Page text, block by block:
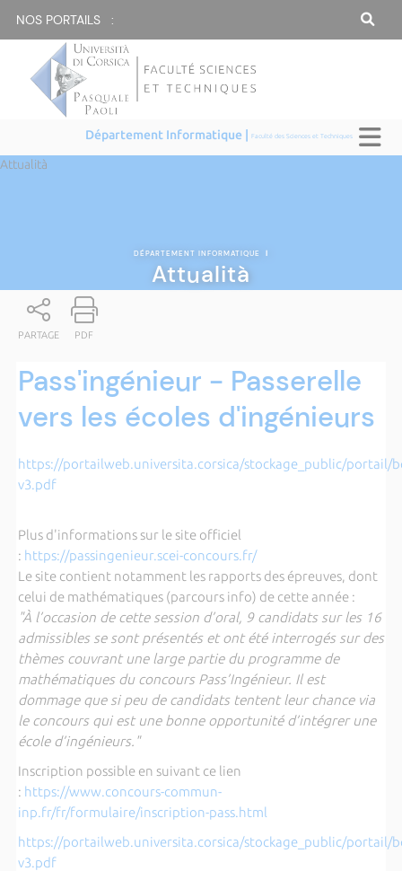
NOS PORTAILS :
Département Informatique |Faculté des Sciences et Techniques
Attualità
DÉPARTEMENT INFORMATIQUE |
Attualità
PARTAGE PDF
Pass'ingénieur - Passerelle
vers les écoles d'ingénieurs
https://portailweb.universita.corsica/stockage_public/portail/
v3.pdf
Plus d'informations sur le site officiel
: https://passingenieur.scei-concours.fr/
Le site contient notamment les rapports des épreuves, dont
celui de mathématiques (parcours info) de cette année :
"À l’occasion de cette session d’oral, 9 candidats sur les 16
admissibles se sont présentés et ont été interrogés sur des
thèmes couvrant une large partie du programme de
mathématiques du concours Pass’Ingénieur. Il est
dommage que si peu de candidats tentent leur chance via
le concours qui est une bonne opportunité d’intégrer une
école d’ingénieurs."
Inscription possible en suivant ce lien
: https://www.concours-commun-
inp.fr/fr/formulaire/inscription-pass.html
https://portailweb.universita.corsica/stockage_public/portail/
v3.pdf